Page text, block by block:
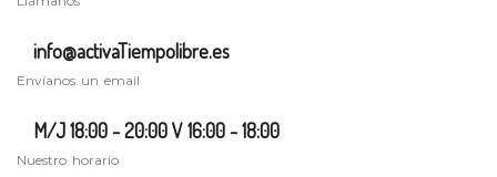
info@activaTiempolibre.es
Envíanos un email
M/J 18:00 - 20:00 V 16:00 - 18:00
Nuestro horario